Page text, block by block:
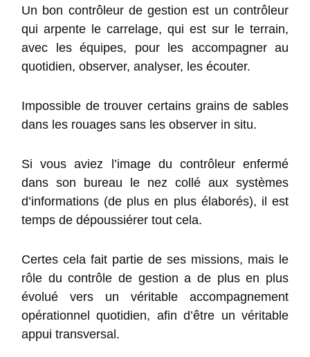
Un bon contrôleur de gestion est un contrôleur
qui arpente le carrelage, qui est sur le terrain,
avec les équipes, pour les accompagner au
quotidien, observer, analyser, les écouter.
Impossible de trouver certains grains de sables
dans les rouages sans les observer in situ.
Si vous aviez l’image du contrôleur enfermé
dans son bureau le nez collé aux systèmes
d’informations (de plus en plus élaborés), il est
temps de dépoussiérer tout cela.
Certes cela fait partie de ses missions, mais le
rôle du contrôle de gestion a de plus en plus
évolué vers un véritable accompagnement
opérationnel quotidien, afin d’être un véritable
appui transversal.